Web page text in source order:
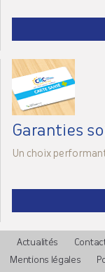
Garanties
Un choix
Actualités
Mentions légales